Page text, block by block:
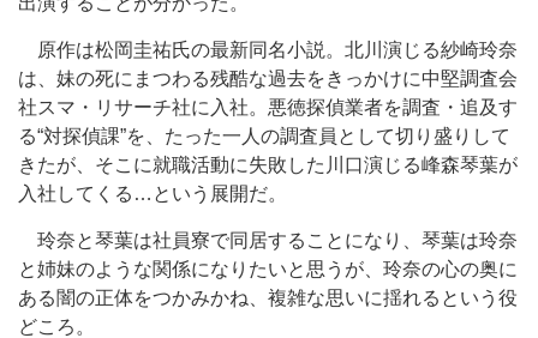
原作は松岡圭祐氏の最新同名小説。北川演じる紗崎玲奈
は、妹の死にまつわる残酷な過去をきっかけに中堅調査会
社スマ・リサーチ社に入社。悪徳探偵業者を調査・追及す
る“対探偵課”を、たった一人の調査員として切り盛りして
きたが、そこに就職活動に失敗した川口演じる峰森琴葉が
入社してくる…という展開だ。
玲奈と琴葉は社員寮で同居することになり、琴葉は玲奈
と姉妹のような関係になりたいと思うが、玲奈の心の奥に
ある闇の正体をつかみかね、複雑な思いに揺れるという役
どころ。